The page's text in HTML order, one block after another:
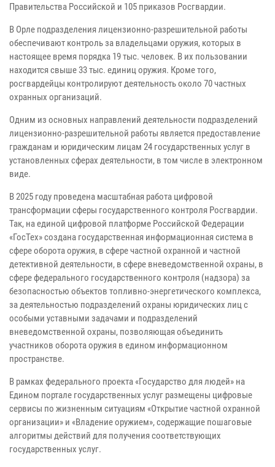
Правительства Российской и 105 приказов Росгвардии.
В Орле подразделения лицензионно-разрешительной работы
обеспечивают контроль за владельцами оружия, которых в
настоящее время порядка 19 тыс. человек. В их пользовании
находится свыше 33 тыс. единиц оружия. Кроме того,
росгвардейцы контролируют деятельность около 70 частных
охранных организаций.
Одним из основных направлений деятельности подразделений
лицензионно-разрешительной работы является предоставление
гражданам и юридическим лицам 24 государственных услуг в
установленных сферах деятельности, в том числе в электронном
виде.
В 2025 году проведена масштабная работа цифровой
трансформации сферы государственного контроля Росгвардии.
Так, на единой цифровой платформе Российской Федерации
«ГосТех» создана государственная информационная система в
сфере оборота оружия, в сфере частной охранной и частной
детективной деятельности, в сфере вневедомственной охраны, в
сфере федерального государственного контроля (надзора) за
безопасностью объектов топливно-энергетического комплекса,
за деятельностью подразделений охраны юридических лиц с
особыми уставными задачами и подразделений
вневедомственной охраны, позволяющая объединить
участников оборота оружия в едином информационном
пространстве.
В рамках федерального проекта «Государство для людей» на
Едином портале государственных услуг размещены цифровые
сервисы по жизненным ситуациям «Открытие частной охранной
организации» и «Владение оружием», содержащие пошаговые
алгоритмы действий для получения соответствующих
государственных услуг.